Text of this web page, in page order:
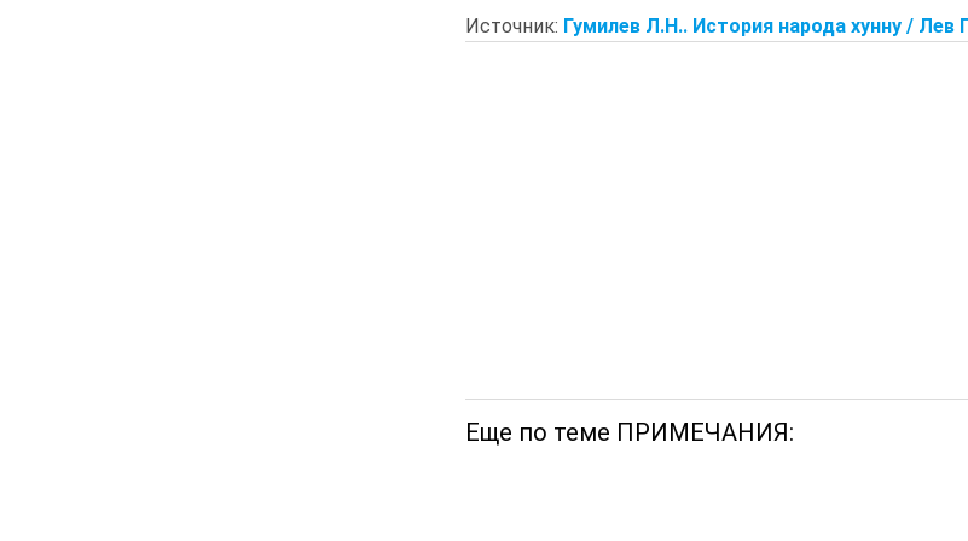
Источник: Гумилев Л.Н.. История народа хунну / Лев
Еще по теме ПРИМЕЧАНИЯ: